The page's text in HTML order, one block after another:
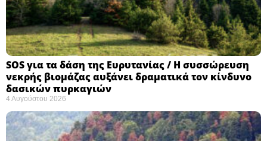
SOS για τα δάση της Ευρυτανίας / Η συσσώρευση
νεκρής βιομάζας αυξάνει δραματικά τον κίνδυνο
δασικών πυρκαγιών
4 Αυγούστου 2026